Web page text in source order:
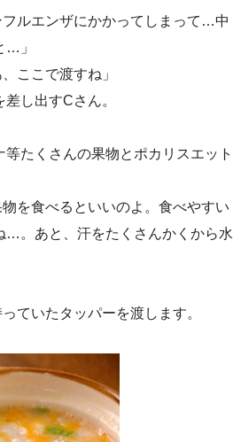
ルエンザにかかってしまって…中
…」
ここで渡すね」
し出すCさん。
たくさんの果物とポカリスエット
を食べるといいのよ。食べやすい
…。あと、汗をたくさんかくから水
ていたタッパーを渡します。